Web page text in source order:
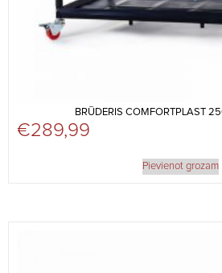
BRŪDERIS COMFORTPLAST
€289,99
Pievienot grozam